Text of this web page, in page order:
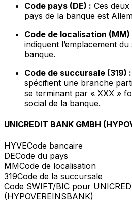
Code pays (DE) : Ces
pays de la banque est
Code de localisation (MM)
indiquent l’emplacement
banque.
Code de succursale (319) :
spécifient une branche
se terminant par « XXX »
social de la banque.
UNICREDIT BANK GMBH
HYVECode bancaire
DECode du pays
MMCode de localisation
319Code de la succursale
Code SWIFT/BIC pour
(HYPOVEREINSBANK)